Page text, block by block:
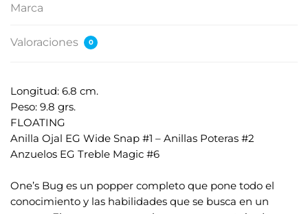
Marca
Valoraciones 0
Longitud: 6.8 cm.
Peso: 9.8 grs.
FLOATING
Anilla Ojal EG Wide Snap #1 – Anillas Poteras #2
Anzuelos EG Treble Magic #6
One’s Bug es un popper completo que pone todo el
conocimiento y las habilidades que se busca en un